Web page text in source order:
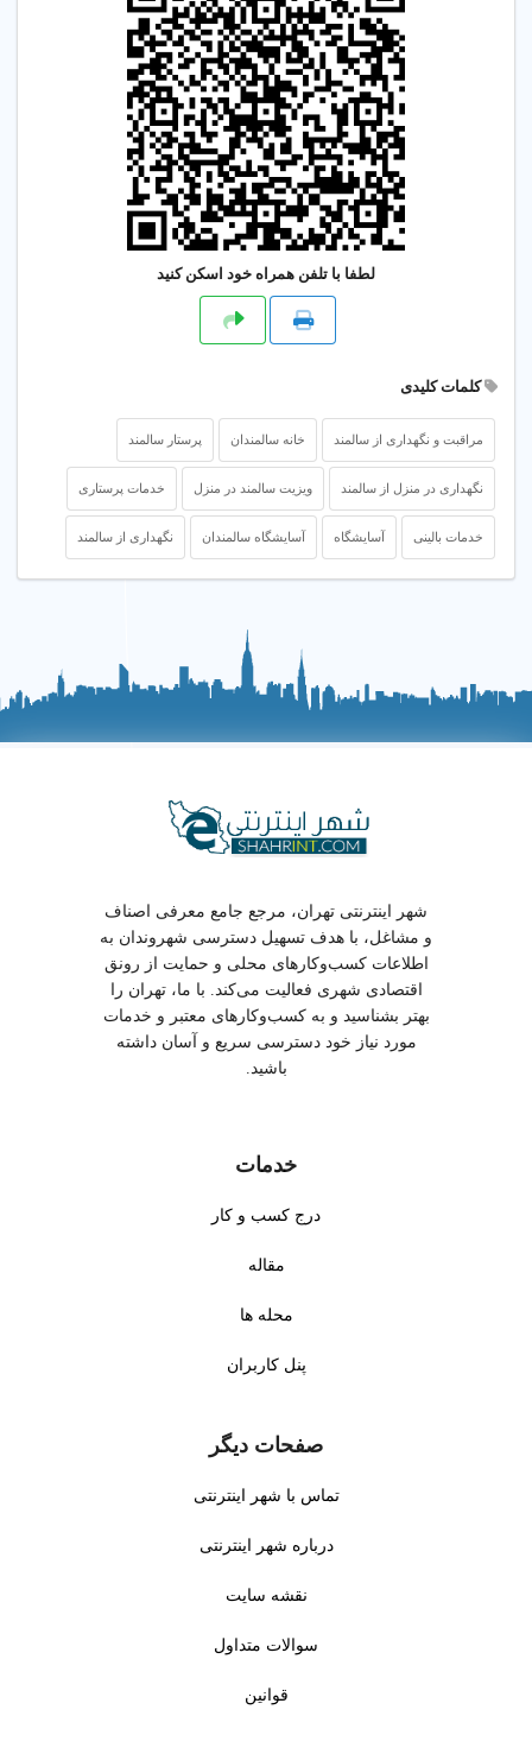
لطفا با تلفن همراه خود اسکن کنید
کلمات کلیدی
مراقبت و نگهداری از سالمند خانه سالمندان پرستار سالمند
نگهداری در منزل از سالمند ویزیت سالمند در منزل خدمات پرستاری
خدمات بالینی آسایشگاه آسایشگاه سالمندان نگهداری از سالمند
شهر اینترنتی تهران، مرجع جامع معرفی اصناف
و مشاغل، با هدف تسهیل دسترسی شهروندان به
اطلاعات کسب‌وکارهای محلی و حمایت از رونق
اقتصادی شهری فعالیت می‌کند. با ما، تهران را
بهتر بشناسید و به کسب‌وکارهای معتبر و خدمات
مورد نیاز خود دسترسی سریع و آسان داشته
باشید.
خدمات
درج کسب و کار
مقاله
محله ها
پنل کاربران
صفحات دیگر
تماس با شهر اینترنتی
درباره شهر اینترنتی
نقشه سایت
سوالات متداول
قوانین